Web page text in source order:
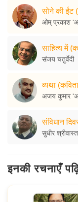
सोने की ईंट
ओम् प्रकाश
साहित्य में
संजय चतुर्वेदी
व्यथा
अजय कुमार
संविधान
सुधीर
इनकी रचनाएँ